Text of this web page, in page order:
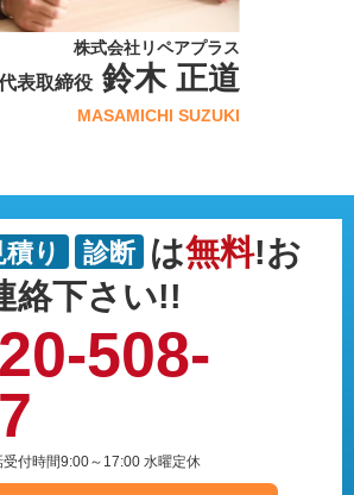
株式会社リペアプラス
表取締役鈴木 正道
MASAMICHI SUZUKI
り 診断 は無料!お
絡下さい!!
508-
受付時間9:00～17:00 水曜定休